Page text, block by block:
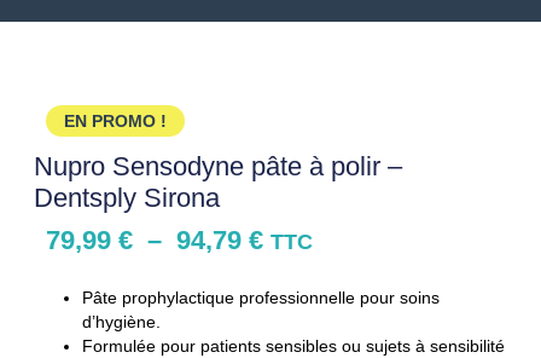
EN PROMO !
Nupro Sensodyne pâte à polir –
Dentsply Sirona
79,99 € – 94,79 € TTC
Pâte prophylactique professionnelle pour soins
d’hygiène.
Formulée pour patients sensibles ou sujets à sensibilité